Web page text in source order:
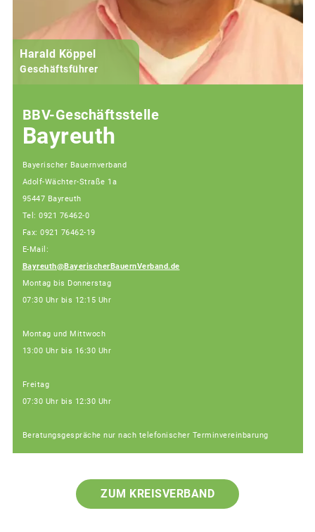
Harald Köppel
Geschäftsführer
BBV-Geschäftsstelle
Bayreuth
Bayerischer Bauernverband
Adolf-Wächter-Straße 1a
95447 Bayreuth
Tel: 0921 76462-0
Fax: 0921 76462-19
E-Mail:
Bayreuth@BayerischerBauernVerband.de
Montag bis Donnerstag
07:30 Uhr bis 12:15 Uhr
Montag und Mittwoch
13:00 Uhr bis 16:30 Uhr
Freitag
07:30 Uhr bis 12:30 Uhr
Beratungsgespräche nur nach telefonischer Terminvereinbarung
ZUM KREISVERBAND